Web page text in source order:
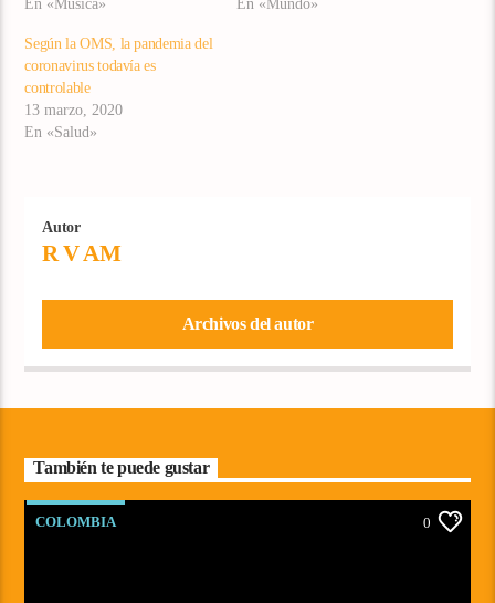
En «Música»
En «Mundo»
Según la OMS, la pandemia del
coronavirus todavía es
controlable
13 marzo, 2020
En «Salud»
Autor
R V AM
Archivos del autor
También te puede gustar
COLOMBIA 0